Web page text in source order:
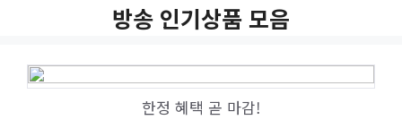
방송 인기상품 모음
한정 혜택 곧 마감!